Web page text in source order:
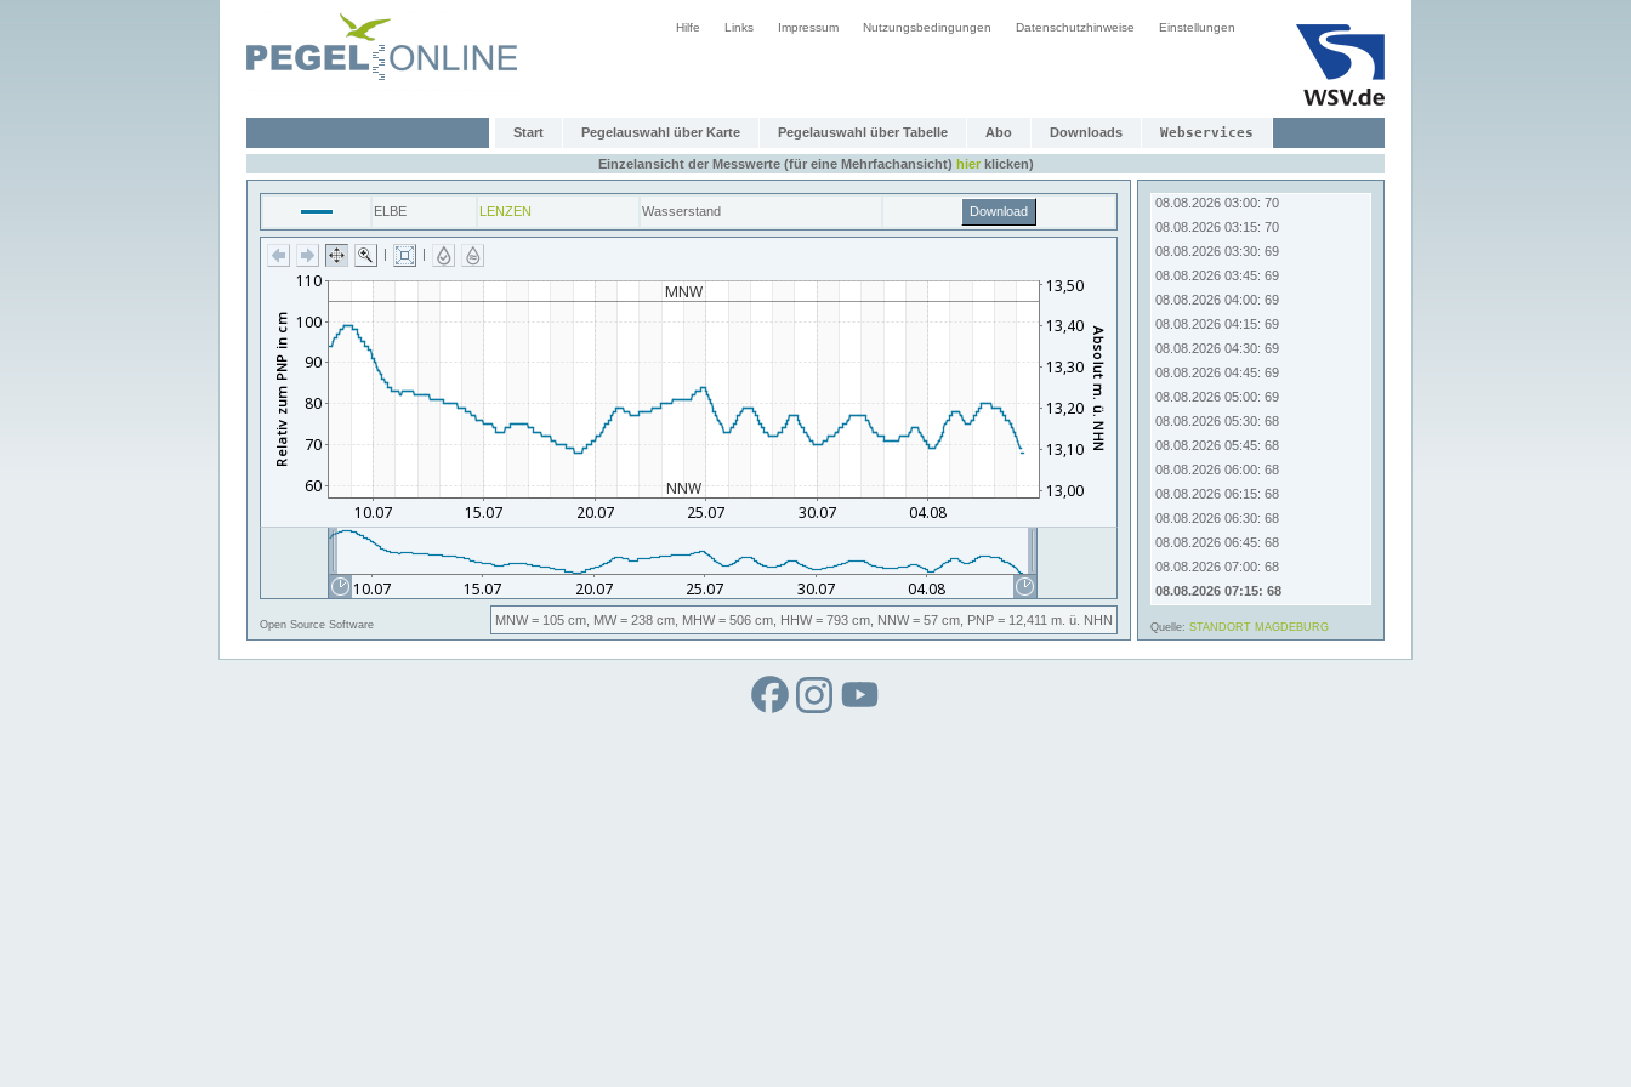
Hilfe Links Impressum Nutzungsbedingungen Datenschutzhinweise Einstellungen
Start Pegelauswahl über Karte Pegelauswahl über Tabelle Abo Downloads Webservices
Einzelansicht der Messwerte (für eine Mehrfachansicht) hierklicken)
ELBE LENZEN Wasserstand Download
| |
Open Source Software MNW= 105 cm, MW= 238 cm, MHW= 506 cm, HHW= 793 cm, NNW= 57 cm, PNP = 12,411 m. ü. NHN
08.08.2026 01:15: 71
08.08.2026 02:15: 70
08.08.2026 02:30: 70
08.08.2026 02:45: 70
08.08.2026 03:00: 70
08.08.2026 03:15: 70
08.08.2026 03:30: 69
08.08.2026 03:45: 69
08.08.2026 04:00: 69
08.08.2026 04:15: 69
08.08.2026 04:30: 69
08.08.2026 04:45: 69
08.08.2026 05:00: 69
08.08.2026 05:30: 68
08.08.2026 05:45: 68
08.08.2026 06:00: 68
08.08.2026 06:15: 68
08.08.2026 06:30: 68
08.08.2026 06:45: 68
08.08.2026 07:00: 68
08.08.2026 07:15: 68
Quelle: STANDORT MAGDEBURG